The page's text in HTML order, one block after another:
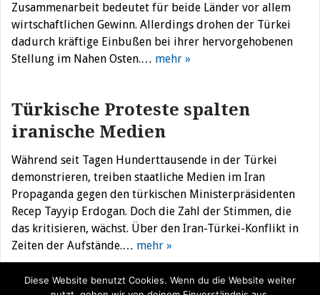
Zusammenarbeit bedeutet für beide Länder vor allem
wirtschaftlichen Gewinn. Allerdings drohen der Türkei
dadurch kräftige Einbußen bei ihrer hervorgehobenen
Stellung im Nahen Osten.… mehr »
Türkische Proteste spalten
iranische Medien
Während seit Tagen Hunderttausende in der Türkei
demonstrieren, treiben staatliche Medien im Iran
Propaganda gegen den türkischen Ministerpräsidenten
Recep Tayyip Erdogan. Doch die Zahl der Stimmen, die
das kritisieren, wächst. Über den Iran-Türkei-Konflikt in
Zeiten der Aufstände.… mehr »
Diese Website benutzt Cookies. Wenn du die Website weiter